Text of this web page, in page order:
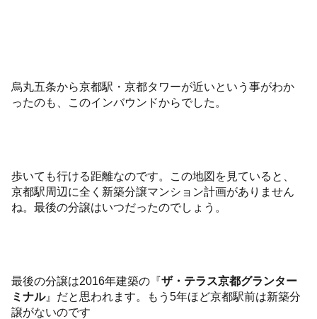
烏丸五条から京都駅・京都タワーが近いという事がわか
ったのも、このインバウンドからでした。
歩いても行ける距離なのです。この地図を見ていると、
京都駅周辺に全く新築分譲マンション計画がありません
ね。最後の分譲はいつだったのでしょう。
最後の分譲は2016年建築の『ザ・テラス京都グランター
ミナル』だと思われます。もう5年ほど京都駅前は新築分
譲がないのです